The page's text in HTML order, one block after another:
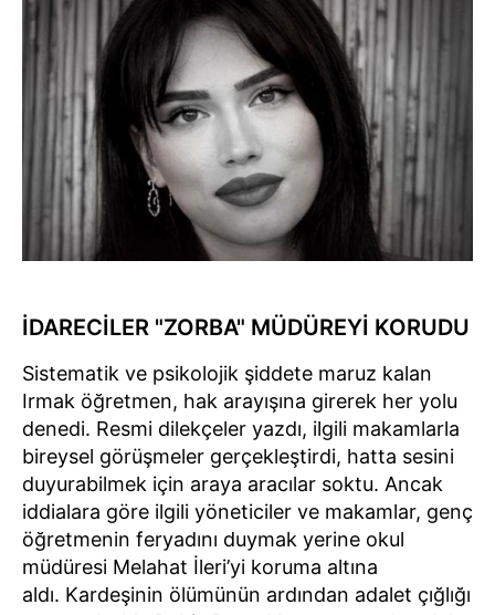
İDARECİLER "ZORBA" MÜDÜREYİ KORUDU
Sistematik ve psikolojik şiddete maruz kalan
Irmak öğretmen, hak arayışına girerek her yolu
denedi. Resmi dilekçeler yazdı, ilgili makamlarla
bireysel görüşmeler gerçekleştirdi, hatta sesini
duyurabilmek için araya aracılar soktu. Ancak
iddialara göre ilgili yöneticiler ve makamlar, genç
öğretmenin feryadını duymak yerine okul
müdüresi Melahat İleri’yi koruma altına
aldı. Kardeşinin ölümünün ardından adalet çığlığı